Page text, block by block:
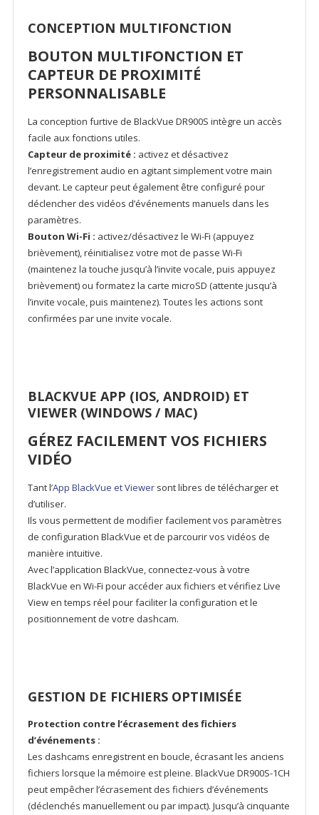
CONCEPTION MULTIFONCTION
BOUTON MULTIFONCTION ET
CAPTEUR DE PROXIMITÉ
PERSONNALISABLE
La conception furtive de BlackVue DR900S intègre un accès
facile aux fonctions utiles.
Capteur de proximité : activez et désactivez
l’enregistrement audio en agitant simplement votre main
devant. Le capteur peut également être configuré pour
déclencher des vidéos d’événements manuels dans les
paramètres.
Bouton Wi-Fi : activez/désactivez le Wi-Fi (appuyez
brièvement), réinitialisez votre mot de passe Wi-Fi
(maintenez la touche jusqu’à l’invite vocale, puis appuyez
brièvement) ou formatez la carte microSD (attente jusqu’à
l’invite vocale, puis maintenez). Toutes les actions sont
confirmées par une invite vocale.
BLACKVUE APP (IOS, ANDROID) ET
VIEWER (WINDOWS / MAC)
GÉREZ FACILEMENT VOS FICHIERS
VIDÉO
Tant l’App BlackVue et Viewersont libres de télécharger et
d’utiliser.
Ils vous permettent de modifier facilement vos paramètres
de configuration BlackVue et de parcourir vos vidéos de
manière intuitive.
Avec l’application BlackVue, connectez-vous à votre
BlackVue en Wi-Fi pour accéder aux fichiers et vérifiez Live
View en temps réel pour faciliter la configuration et le
positionnement de votre dashcam.
GESTION DE FICHIERS OPTIMISÉE
Protection contre l’écrasement des fichiers
d’événements :
Les dashcams enregistrent en boucle, écrasant les anciens
fichiers lorsque la mémoire est pleine. BlackVue DR900S-1CH
peut empêcher l’écrasement des fichiers d’événements
(déclenchés manuellement ou par impact). Jusqu’à cinquante